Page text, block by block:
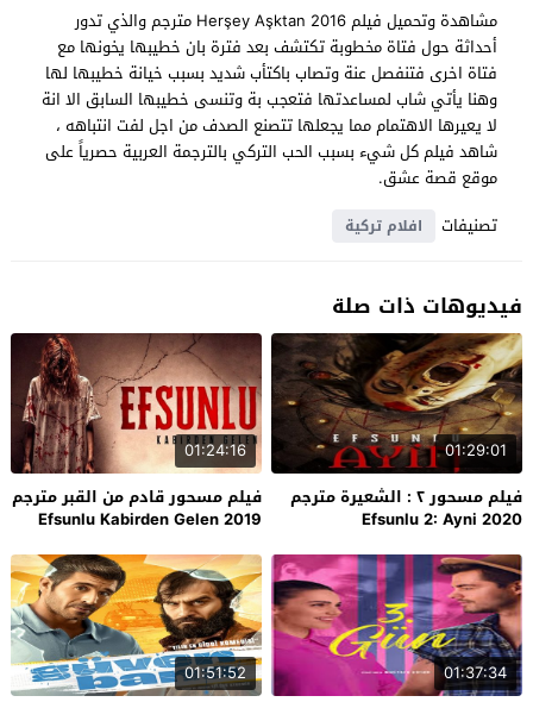
مشاهدة وتحميل فيلم Herşey Aşktan 2016 مترجم والذي تدور
أحداثة حول فتاة مخطوبة تكتشف بعد فترة بان خطيبها يخونها مع
فتاة اخرى فتنفصل عنة وتصاب باكتأب شديد بسبب خيانة خطيبها لها
وهنا يأتي شاب لمساعدتها فتعجب بة وتنسى خطيبها السابق الا انة
لا يعيرها الاهتمام مما يجعلها تتصنع الصدف من اجل لفت انتباهه ،
شاهد فيلم كل شيء بسبب الحب التركي بالترجمة العربية حصرياً على
موقع قصة عشق.
تصنيفات
افلام تركية
فيديوهات ذات صلة
01:29:01
فيلم مسحور ٢ : الشعيرة مترجم
Efsunlu 2: Ayni 2020
01:24:16
فيلم مسحور قادم من القبر مترجم
Efsunlu Kabirden Gelen 2019
01:37:34
01:51:52